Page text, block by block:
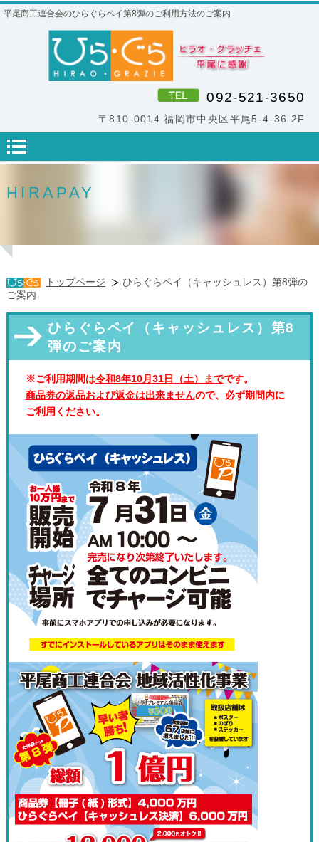
平尾商工連合会のひらぐらペイ第8弾のご利用方法のご案内
092-521-3650
〒810-0014 福岡市中央区平尾5-4-36 2F
HIRAPAY
トップページ
ひらぐらペイ（キャッシュレス）第8弾の
ご案内
ひらぐらペイ（キャッシュレス）第8
弾のご案内
※ご利用期間は令和8年10月31日（土）までです。
商品券の返品および返金は出来ませんので、必ず期間内に
ご利用ください。